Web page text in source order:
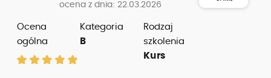
ocena z dnia: 22.03.2026
Ocena
ogólna
Kategoria
B
Rodzaj
szkolenia
Kurs